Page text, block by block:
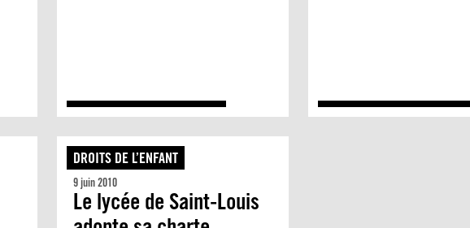
DROITS DE L’ENFANT
9 juin 2010
Le lycée de Saint-Louis